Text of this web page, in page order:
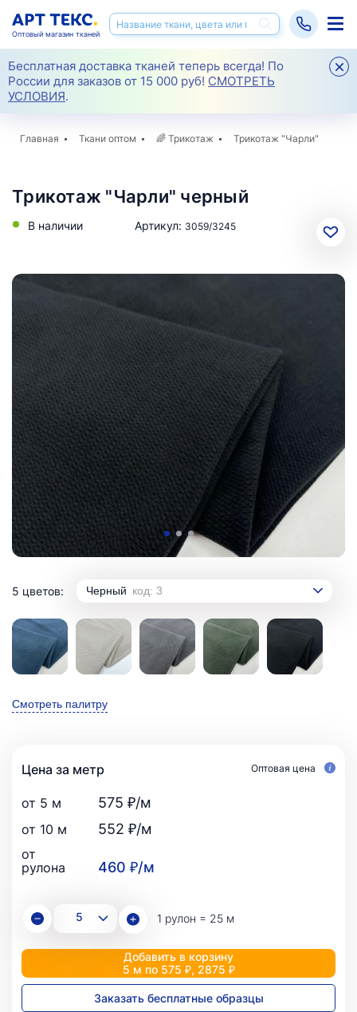
Бесплатная доставка тканей теперь всегда! По
России для заказов от 15 000 руб! СМОТРЕТЬ
УСЛОВИЯ.
Оптовый магазин тканей
Главная Ткани оптом 🌈 Трикотаж Трикотаж "Чарли"
Трикотаж "Чарли" черный
В наличии Артикул: 3059/3245
5 цветов: Черный код: 3
Смотреть палитру
Цена за метр Оптовая цена
от 5 м 575 ₽/м
от 10 м 552 ₽/м
от
рулона
460 ₽/м
1 рулон = 25 м
Добавить в корзину
5 м по 575 ₽, 2875 ₽
Заказать бесплатные образцы